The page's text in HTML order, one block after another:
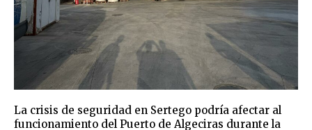
La crisis de seguridad en Sertego podría afectar al
funcionamiento del Puerto de Algeciras durante la